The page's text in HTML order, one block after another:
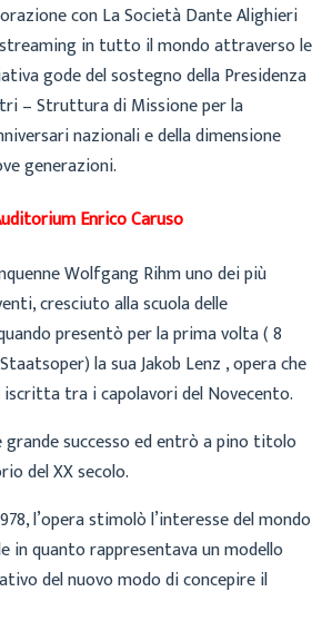
con La Società Dante Alighieri
in tutto il mondo attraverso le
gode del sostegno della Presidenza
– Struttura di Missione per la
nazionali e della dimensione
generazioni.
Enrico Caruso
Wolfgang Rihm uno dei più
cresciuto alla scuola delle
presentò per la prima volta ( 8
la sua Jakob Lenz , opera che
iscritta tra i capolavori del Novecento.
grande successo ed entrò a pino titolo
del XX secolo.
l’opera stimolò l’interesse del mondo
in quanto rappresentava un modello
del nuovo modo di concepire il